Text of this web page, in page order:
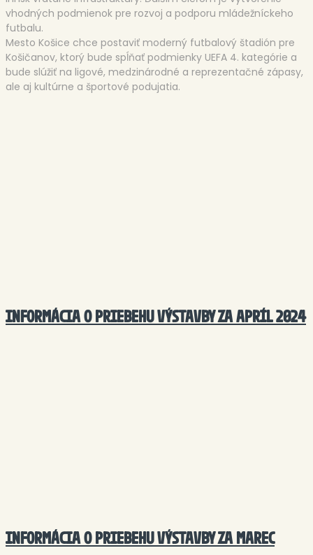
vhodných podmienok pre rozvoj a podporu mládežníckeho
futbalu.
Mesto Košice chce postaviť moderný futbalový štadión pre
Košičanov, ktorý bude spĺňať podmienky UEFA 4. kategórie a
bude slúžiť na ligové, medzinárodné a reprezentačné zápasy,
ale aj kultúrne a športové podujatia.
INFORMÁCIA O PRIEBEHU VÝSTAVBY ZA APRÍL 2024
INFORMÁCIA O PRIEBEHU VÝSTAVBY ZA MAREC